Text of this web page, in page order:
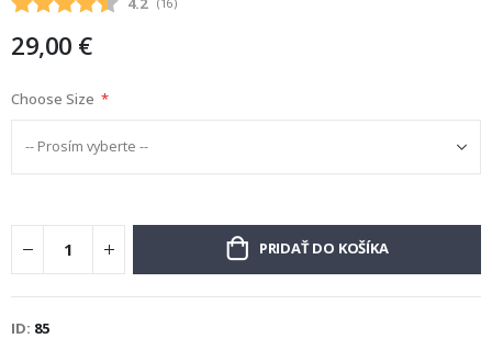
obrázkov
(hlasy:
16)
29,00 €
Choose Size
PRIDAŤ DO KOŠÍKA
ID 85